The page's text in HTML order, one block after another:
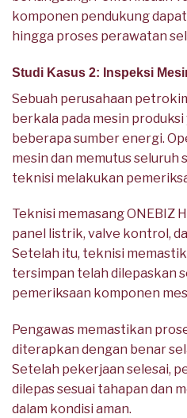
komponen pendukung
hingga proses perawatan
Studi Kasus 2: Inspeksi
Sebuah perusahaan
berkala pada mesin
beberapa sumber energi.
mesin dan memutus seluruh
teknisi melakukan
Teknisi memasang ONEBIZ
panel listrik, valve kontrol,
Setelah itu, teknisi
tersimpan telah dilepaskan
pemeriksaan komponen
Pengawas memastikan
diterapkan dengan benar
Setelah pekerjaan selesai,
dilepas sesuai tahapan dan
dalam kondisi aman.